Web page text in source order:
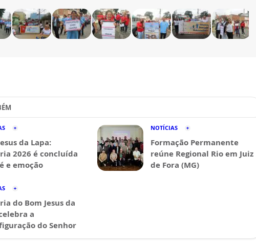
da Lapa:
2026 é concluída
e emoção
NOTÍCIAS
Formação Permanente
reúne Regional Rio em Juiz
de Fora (MG)
do Bom Jesus da
a
do Senhor